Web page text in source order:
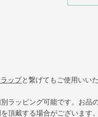
ップと繋げてもご使用いい
ラッピング可能です。お品
頂戴する場合がございます